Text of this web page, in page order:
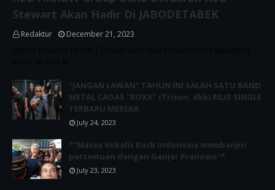
Stewart Akan Hadir Di JABODETABEK
Redaktur
December 21, 2023
"JANGAN LAWAN" TAHUN INI SALAH SATU BAND
METAL CADAS "ROXX" (Trison, dkk) RILIS SINGLE
TERBARU MEREKA
July 24, 2023
*"Massa Vokalis Rock Indonesia membanjiri
pertemuan dengan Ganjar Pranowo"*
July 23, 2023